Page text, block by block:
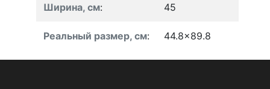
Ширина, см: 45
Реальный размер, см: 44.8x89.8